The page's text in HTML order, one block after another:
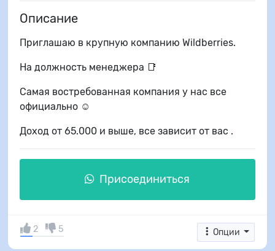
Описание
Приглашаю в крупную компанию Wildberries.
На должность менеджера 📑
Самая востребованная компания у нас все
официально ☺️
Доход от 65.000 и выше, все зависит от вас .
Присоединиться
Опции
2 5